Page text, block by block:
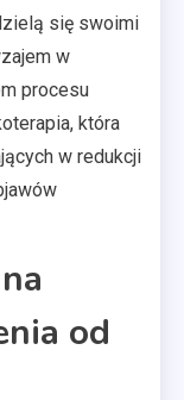
się swoimi
w
procesu
która
w redukcji
od